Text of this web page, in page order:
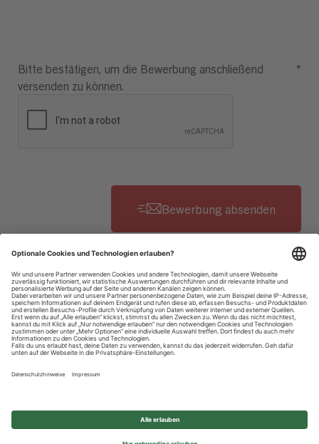
Bitte bestätigen, um die Bewerbung anschließend
versenden zu können.
*
Datenschutzhinweise
Impressum